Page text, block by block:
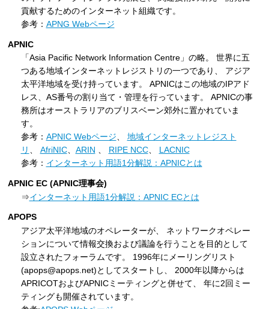
貢献するためのインターネット組織です。
参考： APNG Webページ
APNIC
「Asia Pacific Network Information Centre」の略。 世界に五
つある地域インターネットレジストリの一つであり、 アジア
太平洋地域を受け持っています。 APNICはこの地域のIPアド
レス、AS番号の割り当て・管理を行っています。 APNICの事
務所はオーストラリアのブリスベーン郊外に置かれていま
す。
参考： APNIC Webページ、 地域インターネットレジスト
リ 、 AfriNIC、 ARIN 、 RIPE NCC、 LACNIC
参考： インターネット用語1分解説：APNICとは
APNIC EC (APNIC理事会)
⇒インターネット用語1分解説：APNIC ECとは
APOPS
アジア太平洋地域のオペレーターが、 ネットワークオペレー
ションについて情報交換および議論を行うことを目的として
設立されたフォーラムです。 1996年にメーリングリスト
(apops@apops.net)としてスタートし、 2000年以降からは
APRICOTおよびAPNICミーティングと併せて、 年に2回ミー
ティングも開催されています。